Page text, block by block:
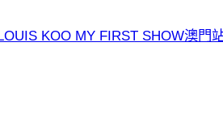
KOO MY FIRST SHOW澳門